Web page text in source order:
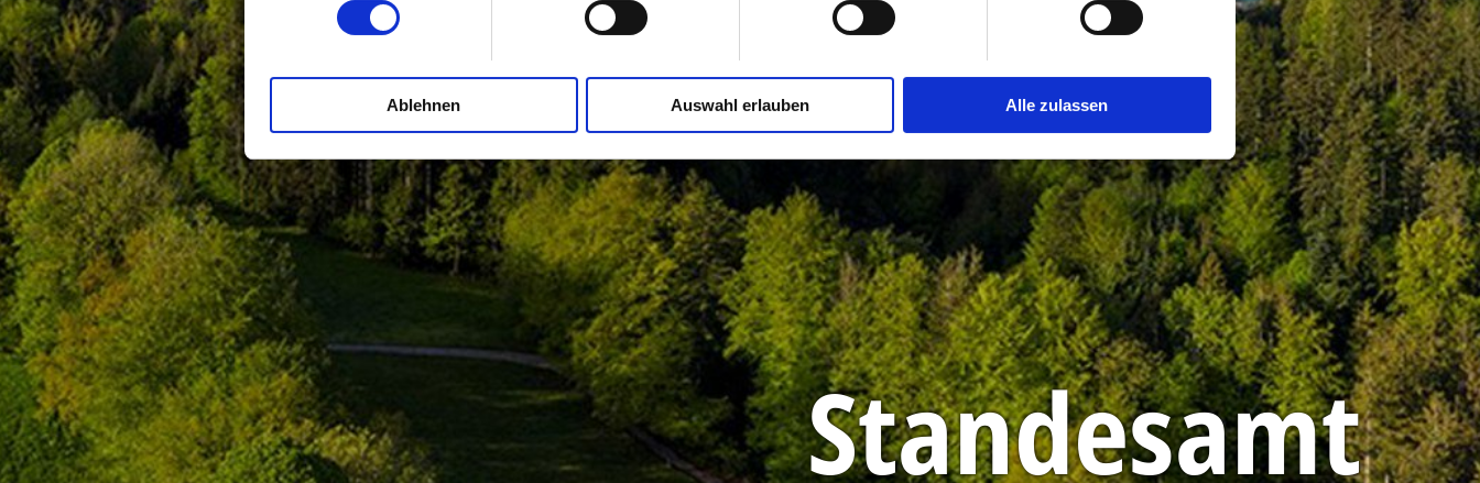
Ablehnen Auswahl erlauben Alle zulassen
Standesamt